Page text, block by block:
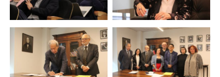
Zoom